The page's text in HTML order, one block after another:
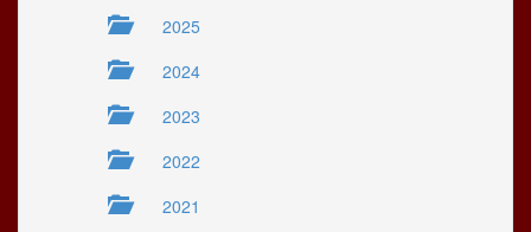
2025
2024
2023
2022
2021